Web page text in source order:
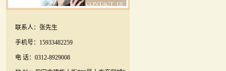
联系人：张先生
手机号：15933482259
电 话：0312-8929008